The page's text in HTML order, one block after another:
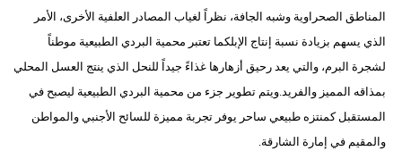
المناطق الصحراوية وشبه الجافة، نظراً لغياب المصادر العلفية الأخرى، الأمر
الذي يسهم بزيادة نسبة إنتاج الإبلكما تعتبر محمية البردي الطبيعية موطناً
لشجرة البرم، والتي يعد رحيق أزهارها غذاءً جيداً للنحل الذي ينتج العسل المحلي
بمذاقه المميز والفريد.ويتم تطوير جزء من محمية البردي الطبيعية ليصبح في
المستقبل كمنتزه طبيعي ساحر يوفر تجربة مميزة للسائح الأجنبي والمواطن
والمقيم في إمارة الشارقة.